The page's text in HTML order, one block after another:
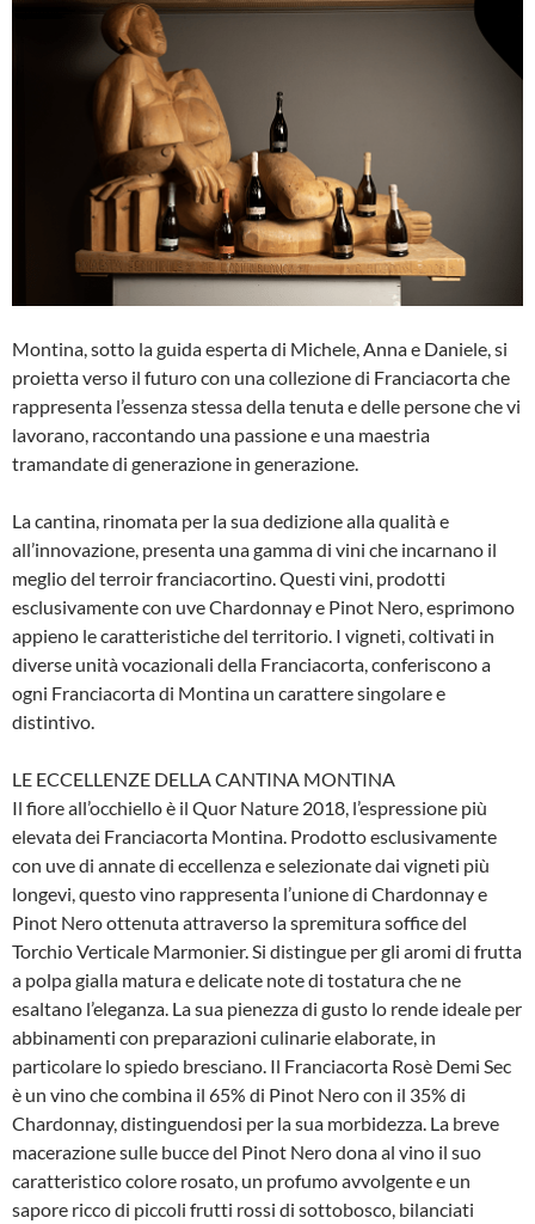
Montina, sotto la guida esperta di Michele, Anna e Daniele, si
proietta verso il futuro con una collezione di Franciacorta che
rappresenta l’essenza stessa della tenuta e delle persone che vi
lavorano, raccontando una passione e una maestria
tramandate di generazione in generazione.
La cantina, rinomata per la sua dedizione alla qualità e
all’innovazione, presenta una gamma di vini che incarnano il
meglio del terroir franciacortino. Questi vini, prodotti
esclusivamente con uve Chardonnay e Pinot Nero, esprimono
appieno le caratteristiche del territorio. I vigneti, coltivati in
diverse unità vocazionali della Franciacorta, conferiscono a
ogni Franciacorta di Montina un carattere singolare e
distintivo.
LE ECCELLENZE DELLA CANTINA MONTINA
Il fiore all’occhiello è il Quor Nature 2018, l’espressione più
elevata dei Franciacorta Montina. Prodotto esclusivamente
con uve di annate di eccellenza e selezionate dai vigneti più
longevi, questo vino rappresenta l’unione di Chardonnay e
Pinot Nero ottenuta attraverso la spremitura soffice del
Torchio Verticale Marmonier. Si distingue per gli aromi di frutta
a polpa gialla matura e delicate note di tostatura che ne
esaltano l’eleganza. La sua pienezza di gusto lo rende ideale per
abbinamenti con preparazioni culinarie elaborate, in
particolare lo spiedo bresciano. Il Franciacorta Rosè Demi Sec
è un vino che combina il 65% di Pinot Nero con il 35% di
Chardonnay, distinguendosi per la sua morbidezza. La breve
macerazione sulle bucce del Pinot Nero dona al vino il suo
caratteristico colore rosato, un profumo avvolgente e un
sapore ricco di piccoli frutti rossi di sottobosco, bilanciati